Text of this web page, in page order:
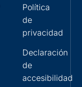
Política
de
privacidad
Declaración
de
accesibilidad